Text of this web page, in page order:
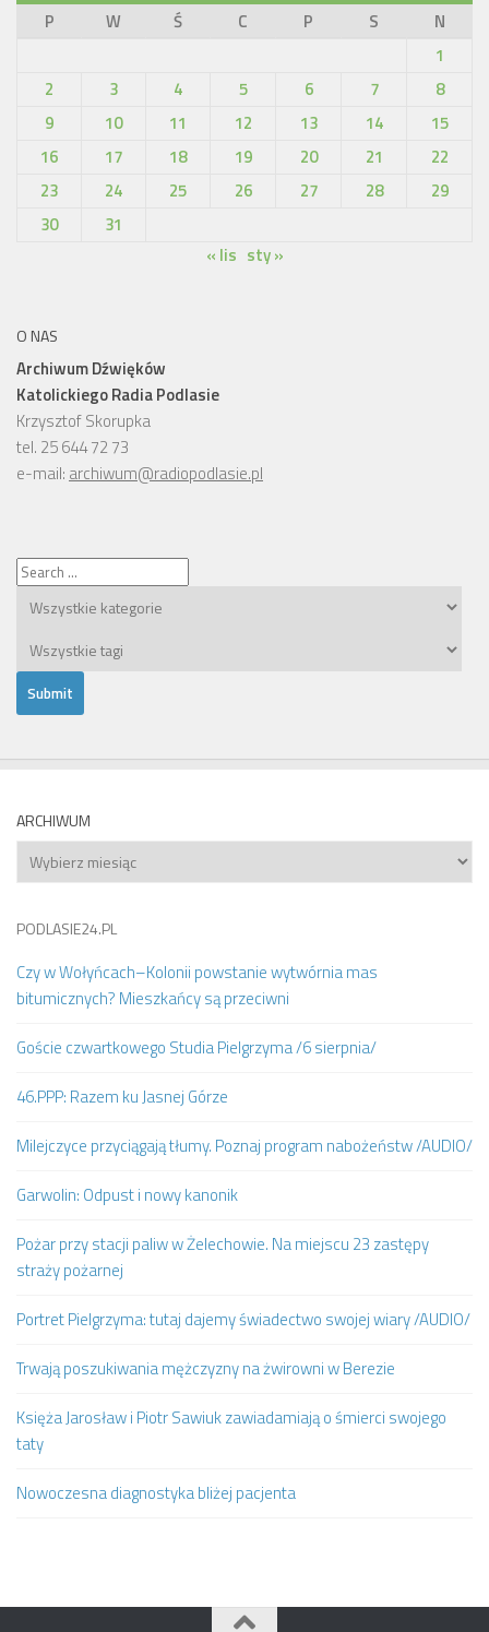
P
W Ś C P S
N
1
2
3 4 5 6 7
8
9
10 11 12 13 14
15
16
17 18 19 20 21
22
23
24 25 26 27 28
29
30
31
« lis sty »
O NAS
Archiwum Dźwięków
Katolickiego Radia Podlasie
Krzysztof Skorupka
tel. 25 644 72 73
e-mail: archiwum@radiopodlasie.pl
ARCHIWUM
Archiwum
PODLASIE24.PL
Czy w Wołyńcach–Kolonii powstanie wytwórnia mas
bitumicznych? Mieszkańcy są przeciwni
Goście czwartkowego Studia Pielgrzyma /6 sierpnia/
46.PPP: Razem ku Jasnej Górze
Milejczyce przyciągają tłumy. Poznaj program nabożeństw /AUDIO/
Garwolin: Odpust i nowy kanonik
Pożar przy stacji paliw w Żelechowie. Na miejscu 23 zastępy
straży pożarnej
Portret Pielgrzyma: tutaj dajemy świadectwo swojej wiary /AUDIO/
Trwają poszukiwania mężczyzny na żwirowni w Berezie
Księża Jarosław i Piotr Sawiuk zawiadamiają o śmierci swojego
taty
Nowoczesna diagnostyka bliżej pacjenta